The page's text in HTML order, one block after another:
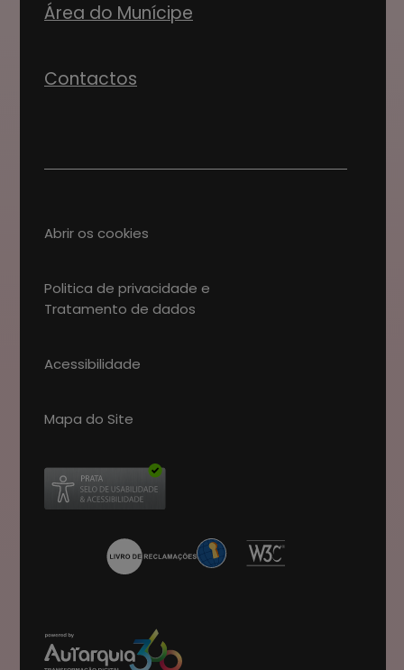
Área do Munícipe
Contactos
Abrir os cookies
Politica de privacidade e
Tratamento de dados
Acessibilidade
Mapa do Site
Abre num novo separador